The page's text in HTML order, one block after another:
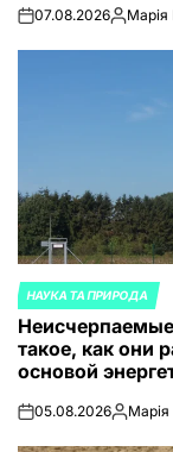
on07.08.2026Запись
Марія
ОПУБЛИКОВАНО
В
НАУКА ТА ПРИРОДА
такое, как они
основой
on05.08.2026Запись